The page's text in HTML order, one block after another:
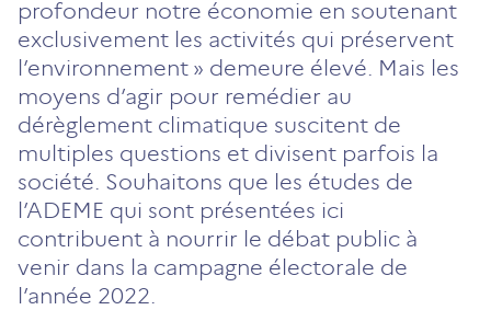
profondeur notre économie en soutenant
exclusivement les activités qui préservent
l’environ­nement » demeure élevé. Mais les
moyens d’agir pour remédier au
dérèglement climatique suscitent de
multiples questions et divisent parfois la
société. Souhaitons que les études de
l’ADEME qui sont présentées ici
contribuent à nourrir le débat public à
venir dans la campagne électorale de
l’année 2022.